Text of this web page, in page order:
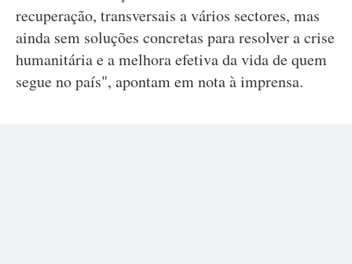
recuperação, transversais a vários sectores, mas
ainda sem soluções concretas para resolver a crise
humanitária e a melhora efetiva da vida de quem
segue no país", apontam em nota à imprensa.